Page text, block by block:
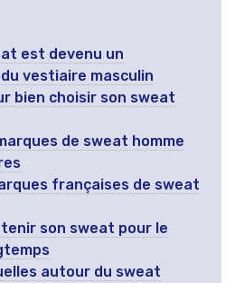
est devenu un
vestiaire masculin
bien choisir son sweat
de sweat homme
françaises de sweat
son sweat pour le
autour du sweat